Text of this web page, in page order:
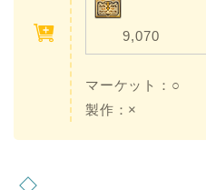
9,070
マーケット：○
製作：×